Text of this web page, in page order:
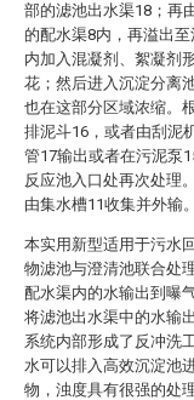
部的滤池出水渠18；再
的配水渠8内，再溢出
内加入混凝剂、絮凝剂
花；然后进入沉淀分离
也在这部分区域浓缩。
排泥斗16，或者由刮泥
管17输出或者在污泥泵
反应池入口处再次处理
由集水槽11收集并外输。
本实用新型适用于污水
物滤池与澄清池联合处
配水渠内的水输出到曝
将滤池出水渠中的水输
系统内部形成了反冲洗
水可以排入高效沉淀池
物，浊度具有很强的处